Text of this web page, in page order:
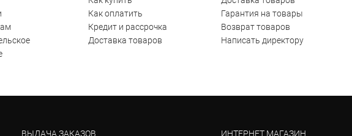
Как оплатить
Кредит и рассрочка
Доставка товаров
Гарантия на товары
Возврат товаров
Написать директору
ВЫДАЧА ЗАКАЗОВ ИНТЕРНЕТ МАГАЗИН